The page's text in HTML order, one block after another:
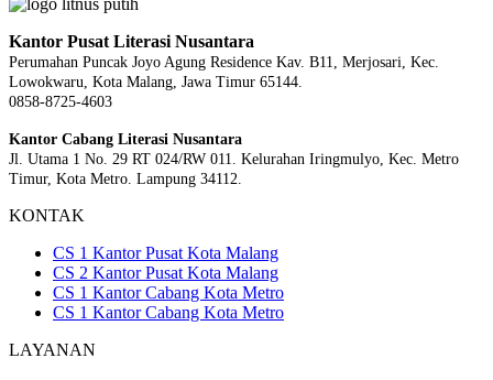
Kantor Pusat Literasi Nusantara
Perumahan Puncak Joyo Agung Residence Kav. B11, Merjosari, Kec.
Lowokwaru, Kota Malang, Jawa Timur 65144.
0858-8725-4603
Kantor Cabang Literasi Nusantara
Jl. Utama 1 No. 29 RT 024/RW 011. Kelurahan Iringmulyo, Kec. Metro
Timur, Kota Metro. Lampung 34112.
KONTAK
CS 1 Kantor Pusat Kota Malang
CS 2 Kantor Pusat Kota Malang
CS 1 Kantor Cabang Kota Metro
CS 1 Kantor Cabang Kota Metro
LAYANAN